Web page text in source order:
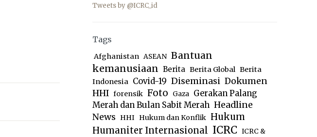
Tweets by @ICRC_id
Tags
Afghanistan ASEAN Bantuan
kemanusiaan Berita Berita Global Berita
Indonesia Covid-19 Diseminasi Dokumen
HHI forensik Foto Gaza Gerakan Palang
Merah dan Bulan Sabit Merah Headline
News
HHI Hukum dan Konflik Hukum
Humaniter Internasional ICRC ICRC &